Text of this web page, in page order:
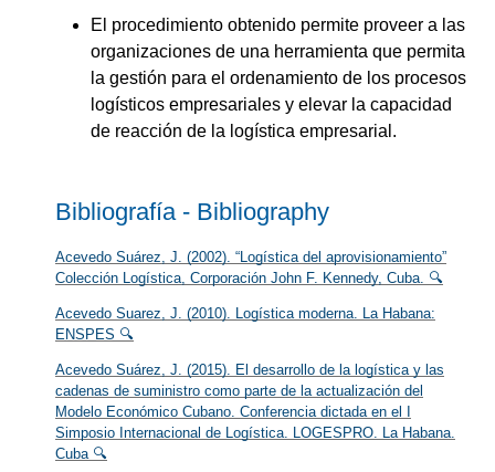
El procedimiento obtenido permite proveer a las
organizaciones de una herramienta que permita
la gestión para el ordenamiento de los procesos
logísticos empresariales y elevar la capacidad
de reacción de la logística empresarial.
Bibliografía - Bibliography
Acevedo Suárez, J. (2002). “Logística del aprovisionamiento”
Colección Logística, Corporación John F. Kennedy, Cuba. 🔍
Acevedo Suarez, J. (2010). Logística moderna. La Habana:
ENSPES 🔍
Acevedo Suárez, J. (2015). El desarrollo de la logística y las
cadenas de suministro como parte de la actualización del
Modelo Económico Cubano. Conferencia dictada en el I
Simposio Internacional de Logística. LOGESPRO. La Habana.
Cuba 🔍